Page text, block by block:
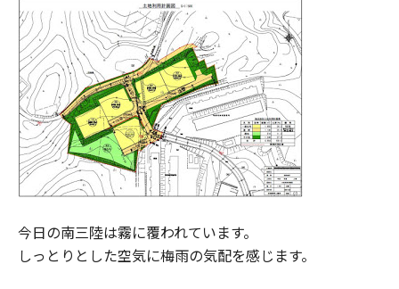
今日の南三陸は霧に覆われています。
しっとりとした空気に梅雨の気配を感じます。